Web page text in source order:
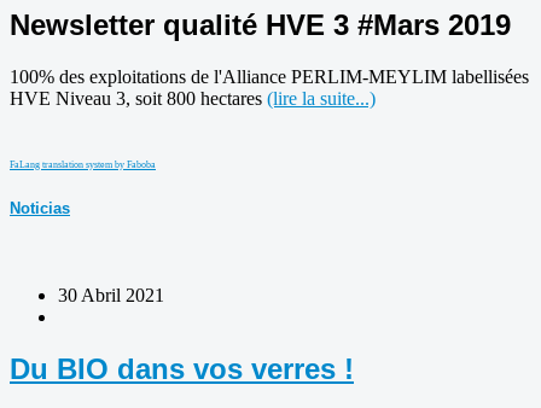
Newsletter qualité HVE 3 #Mars 2019
100% des exploitations de l'Alliance PERLIM-MEYLIM labellisées
HVE Niveau 3, soit 800 hectares (lire la suite...)
FaLang translation system by Faboba
Noticias
30 Abril 2021
Du BIO dans vos verres !